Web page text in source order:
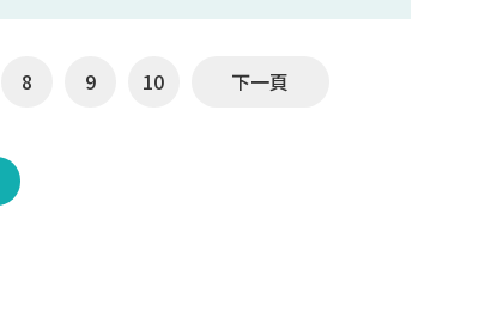
8 9 10 下一頁